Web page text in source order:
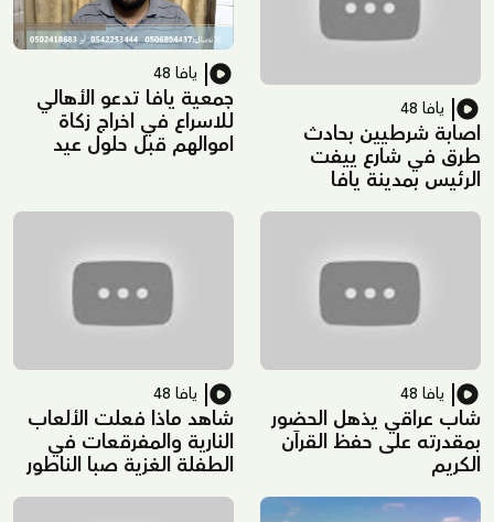
يافا 48
اصابة شرطيين بحادث
طرق في شارع ييفت
الرئيس بمدينة يافا
يافا 48
جمعية يافا تدعو الأهالي
للاسراع في اخراج زكاة
اموالهم قبل حلول عيد
يافا 48
شاب عراقي يذهل الحضور
بمقدرته على حفظ القرآن
الكريم
يافا 48
شاهد ماذا فعلت الألعاب
النارية والمفرقعات في
الطفلة الغزية صبا الناطور